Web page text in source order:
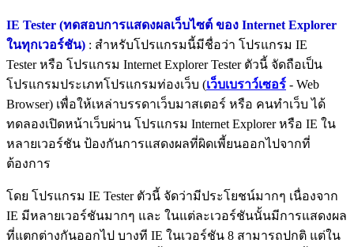
IE Tester (ทดสอบการแสดงผลเว็บไซต์ ของ Internet Explorer
ในทุกเวอร์ชัน) : สำหรับโปรแกรมนี้มีชื่อว่า โปรแกรม IE
Tester หรือ โปรแกรม Internet Explorer Tester ตัวนี้ จัดถือเป็น
โปรแกรมประเภทโปรแกรมท่องเว็บ (เว็บเบราว์เซอร์ - Web
Browser) เพื่อให้เหล่าบรรดาเว็บมาสเตอร์ หรือ คนทำเว็บ ได้
ทดลองเปิดหน้าเว็บผ่าน โปรแกรม Internet Explorer หรือ IE ใน
หลายเวอร์ชัน ป้องกันการแสดงผลที่ผิดเพี้ยนออกไปจากที่
ต้องการ
โดย โปรแกรม IE Tester ตัวนี้ จัดว่ามีประโยชน์มากๆ เนื่องจาก
IE มีหลายเวอร์ชันมากๆ และ ในแต่ละเวอร์ชันนั้นมีการแสดงผล
ที่แตกต่างกันออกไป บางที IE ในเวอร์ชัน 8 สามารถปกติ แต่ใน